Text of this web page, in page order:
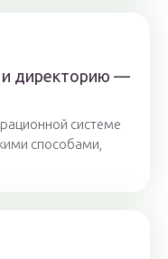
и директорию —
системе
способами,